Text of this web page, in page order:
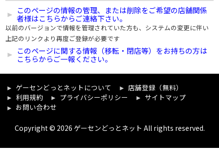
このページの情報の管理、または削除をご希望の店舗関係
者様はこちらからご連絡下さい。
以前のバージョンで情報を管理されていた方も、システムの変更に伴い
上記のリンクより再度ご登録が必要です
このページに関する情報（移転・閉店等）をお持ちの方は
こちらからご一報ください。
ゲーセンどっとネットについて
店舗登録（無料）
利用規約
プライバシーポリシー
サイトマップ
お問い合わせ
Copyright © 2026 ゲーセンどっとネット All rights reserved.